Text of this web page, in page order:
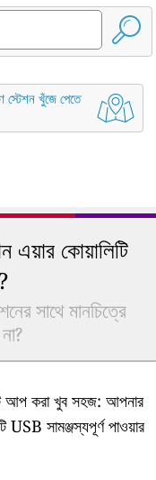
স্টেশন খুঁজে পেতে
কোয়ালিটি
সাথে মানচিত্রে
আপ করা খুব সহজ: আপনার
সামঞ্জস্যপূর্ণ পাওয়ার